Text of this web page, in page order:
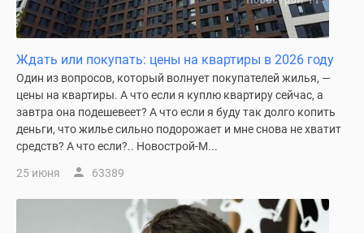
Ждать или покупать: цены на квартиры в 2026 году
Один из вопросов, который волнует покупателей жилья, —
цены на квартиры. А что если я куплю квартиру сейчас, а
завтра она подешевеет? А что если я буду так долго копить
деньги, что жилье сильно подорожает и мне снова не хватит
средств? А что если?.. Новострой-М...
25 июня 63389